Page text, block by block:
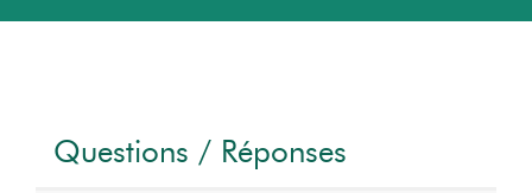
Questions / Réponses